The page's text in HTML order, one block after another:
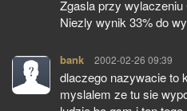
Zgasla przy
Niezly wynik 33% do
bank pisze:
2002-02-26 09:39
dlaczego nazywacie to
myslalem ze tu sie